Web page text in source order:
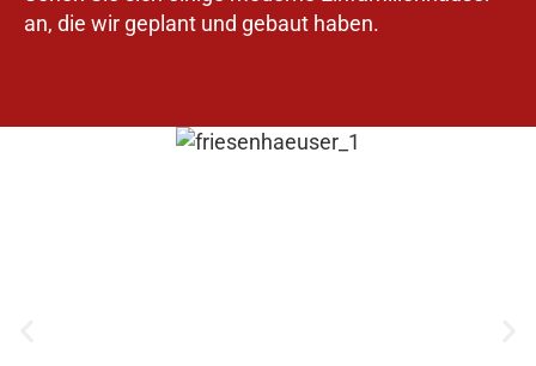
an, die wir geplant und gebaut haben.